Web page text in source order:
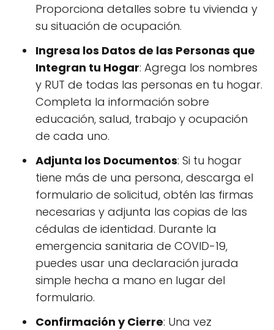
Proporciona detalles sobre tu vivienda y
su situación de ocupación.
Ingresa los Datos de las Personas que
Integran tu Hogar: Agrega los nombres
y RUT de todas las personas en tu hogar.
Completa la información sobre
educación, salud, trabajo y ocupación
de cada uno.
Adjunta los Documentos: Si tu hogar
tiene más de una persona, descarga el
formulario de solicitud, obtén las firmas
necesarias y adjunta las copias de las
cédulas de identidad. Durante la
emergencia sanitaria de COVID-19,
puedes usar una declaración jurada
simple hecha a mano en lugar del
formulario.
Confirmación y Cierre: Una vez